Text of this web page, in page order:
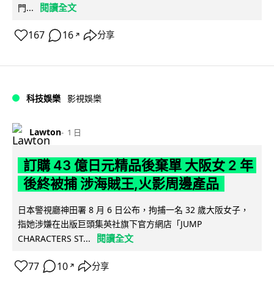
門...
閱讀全文
167 16 ↗ 分享
科技娛樂 影視娛樂
Lawton 1 日
訂購 43 億日元精品後棄單 大阪女 2 年
後終被捕 涉海賊王,火影周邊產品
日本警視廳神田署 8 月 6 日公布，拘捕一名 32 歲大阪女子，
指她涉嫌在出版巨頭集英社旗下官方網店「JUMP
CHARACTERS ST...
閱讀全文
77 10 ↗ 分享